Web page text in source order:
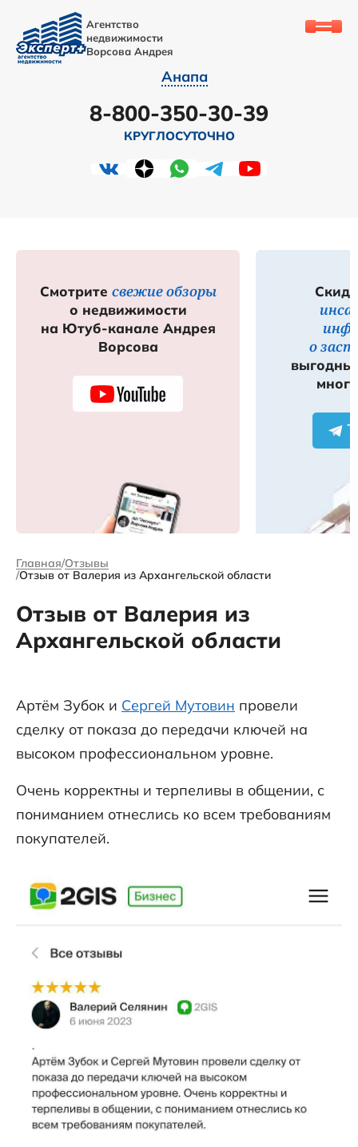
Агентство
недвижимости
Ворсова Андрея
Анапа
8-800-350-30-39
КРУГЛОСУТОЧНО
Смотрите свежие обзоры
о недвижимости
на Ютуб-канале Андрея
Ворсова
о
Главная Отзывы
Отзыв от Валерия из Архангельской области
Отзыв от Валерия из
Архангельской области
Артём Зубок и Сергей Мутовин провели
сделку от показа до передачи ключей на
высоком профессиональном уровне.
Очень корректны и терпеливы в общении, с
пониманием отнеслись ко всем требованиям
покупателей.